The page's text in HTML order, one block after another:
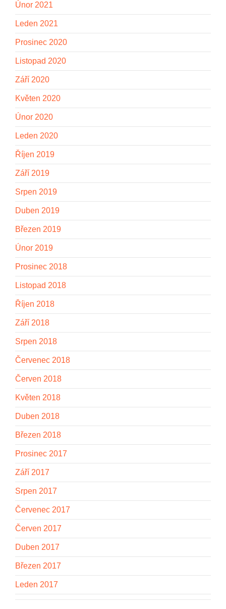
Únor 2021
Leden 2021
Prosinec 2020
Listopad 2020
Září 2020
Květen 2020
Únor 2020
Leden 2020
Říjen 2019
Září 2019
Srpen 2019
Duben 2019
Březen 2019
Únor 2019
Prosinec 2018
Listopad 2018
Říjen 2018
Září 2018
Srpen 2018
Červenec 2018
Červen 2018
Květen 2018
Duben 2018
Březen 2018
Prosinec 2017
Září 2017
Srpen 2017
Červenec 2017
Červen 2017
Duben 2017
Březen 2017
Leden 2017